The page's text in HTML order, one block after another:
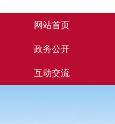
网站首页
政务公开
互动交流